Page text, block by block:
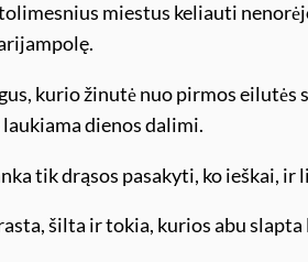
miestus keliauti
kurio žinutė nuo pirmos
dienos dalimi.
tik drąsos pasakyti, ko ieškai,
šilta ir tokia, kurios abu slapta